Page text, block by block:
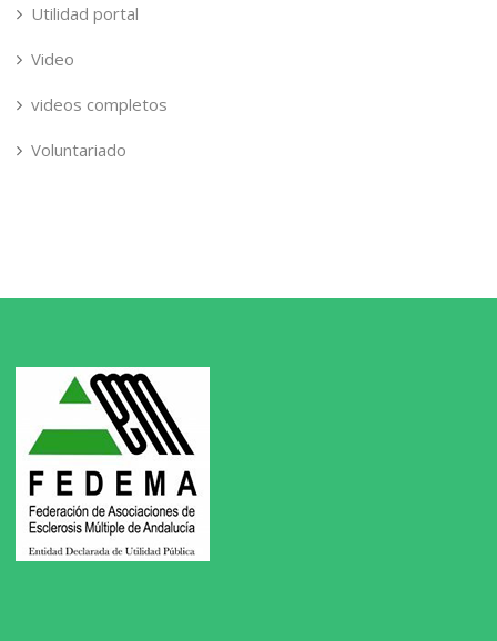
Utilidad portal
Video
videos completos
Voluntariado